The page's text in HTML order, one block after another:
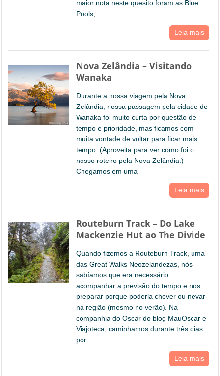
maior nota neste quesito foram as Blue
Pools,
Leia mais
Nova Zelândia – Visitando
Wanaka
Durante a nossa viagem pela Nova
Zelândia, nossa passagem pela cidade de
Wanaka foi muito curta por questão de
tempo e prioridade, mas ficamos com
muita vontade de voltar para ficar mais
tempo. (Aproveita para ver como foi o
nosso roteiro pela Nova Zelândia.)
Chegamos em uma
Leia mais
Routeburn Track – Do Lake
Mackenzie Hut ao The Divide
Quando fizemos a Routeburn Track, uma
das Great Walks Neozelandezas, nós
sabíamos que era necessário
acompanhar a previsão do tempo e nos
preparar porque poderia chover ou nevar
na região (mesmo no verão). Na
companhia do Oscar do blog MauOscar e
Viajoteca, caminhamos durante três dias
por
Leia mais